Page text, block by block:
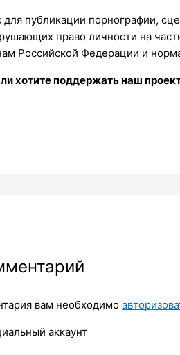
публикации порнографии,
право личности на
Российской Федерации и
хотите поддержать наш
вам необходимо
аккаунт